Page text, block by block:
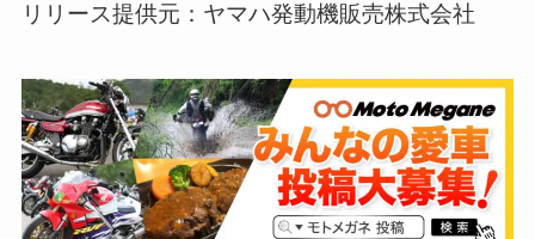
リリース提供元：ヤマハ発動機販売株式会社